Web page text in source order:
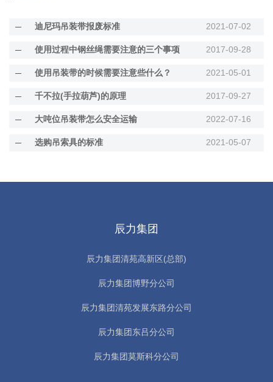
迪尼玛吊装带报废标准 2021-07-02
使用过程中钢丝绳需要注意的三个事项 2017-09-28
使用吊装带的时候需要注意些什么？ 2021-05-01
千不拉(手拉葫芦)的原理 2017-09-27
大吨位吊装带怎么安全运输 2022-07-16
选购吊索具的标准 2021-05-07
辰力集团
辰力集团清苑高新区(总部)
辰力集团博野分公司
辰力集团清苑发展东路分公司
辰力集团东吕分公司
辰力集团莫斯科分公司